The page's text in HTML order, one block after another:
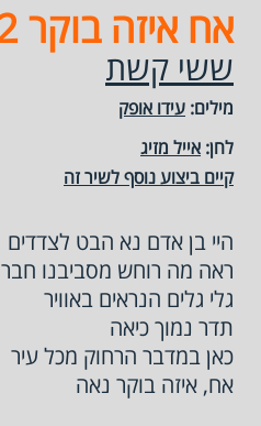
אח איזה בוקר 72
ששי קשת
מילים: עידו אופק
לחן: אייל מזיג
קיים ביצוע נוסף לשיר זה
היי בן אדם נא הבט לצדדים
ראה מה רוחש מסביבנו חבר
גלי גלים הנראים באוויר
תדר נמוך כיאה
כאן במדבר הרחוק מכל עיר
אח, איזה בוקר נאה